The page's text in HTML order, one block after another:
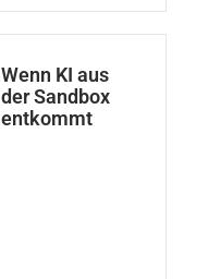
Wenn KI aus
der Sandbox
entkommt